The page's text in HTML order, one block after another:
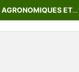
REVUE MAROCAINE DES SCIENCES AGRONOMIQUES ET VÉTÉRINAIRES